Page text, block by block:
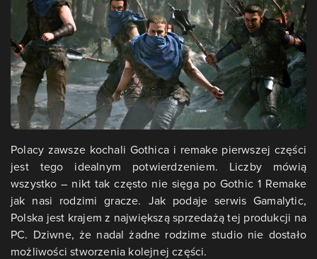
Polacy zawsze kochali Gothica i remake pierwszej części
jest tego idealnym potwierdzeniem. Liczby mówią
wszystko – nikt tak często nie sięga po Gothic 1 Remake
jak nasi rodzimi gracze. Jak podaje serwis Gamalytic,
Polska jest krajem z największą sprzedażą tej produkcji na
PC. Dziwne, że nadal żadne rodzime studio nie dostało
możliwości stworzenia kolejnej części.